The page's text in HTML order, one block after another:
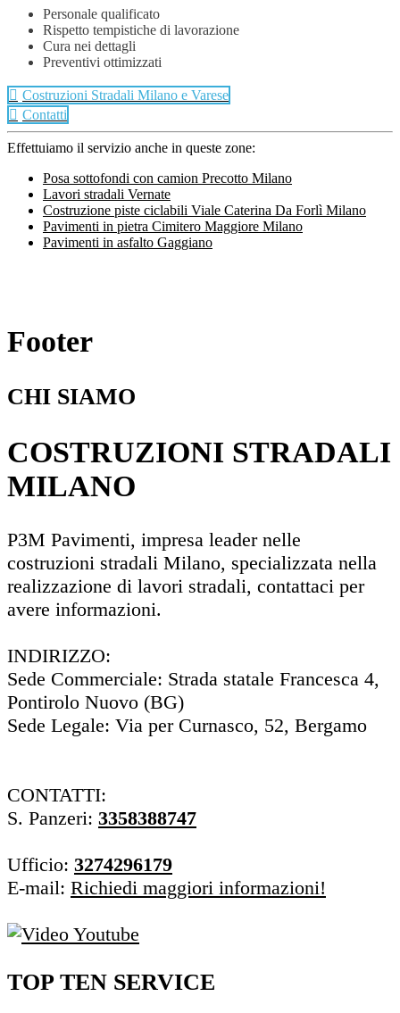
Personale qualificato
Rispetto tempistiche di lavorazione
Cura nei dettagli
Preventivi ottimizzati
Costruzioni Stradali Milano e Varese
Contatti
Effettuiamo il servizio anche in queste zone:
Posa sottofondi con camion Precotto Milano
Lavori stradali Vernate
Costruzione piste ciclabili Viale Caterina Da Forlì Milano
Pavimenti in pietra Cimitero Maggiore Milano
Pavimenti in asfalto Gaggiano
Footer
CHI SIAMO
COSTRUZIONI STRADALI
MILANO
P3M Pavimenti, impresa leader nelle
costruzioni stradali Milano, specializzata nella
realizzazione di lavori stradali, contattaci per
avere informazioni.
INDIRIZZO:
Sede Commerciale: Strada statale Francesca 4,
Pontirolo Nuovo (BG)
Sede Legale: Via per Curnasco, 52, Bergamo
CONTATTI:
S. Panzeri: 3358388747
Ufficio: 3274296179
E-mail: Richiedi maggiori informazioni!
TOP TEN SERVICE